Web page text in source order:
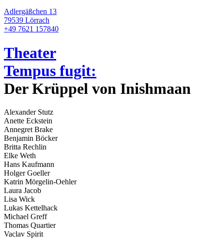
Adlergäßchen 13
79539 Lörrach
+49 7621 157840
Theater
Tempus fugit:
Der Krüppel von Inishmaan
Alexander Stutz
Anette Eckstein
Annegret Brake
Benjamin Böcker
Britta Rechlin
Elke Weth
Hans Kaufmann
Holger Goeller
Katrin Mörgelin-Oehler
Laura Jacob
Lisa Wick
Lukas Kettelhack
Michael Greff
Thomas Quartier
Vaclav Spirit